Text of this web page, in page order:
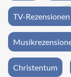
TV-Rezensionen
Christentum